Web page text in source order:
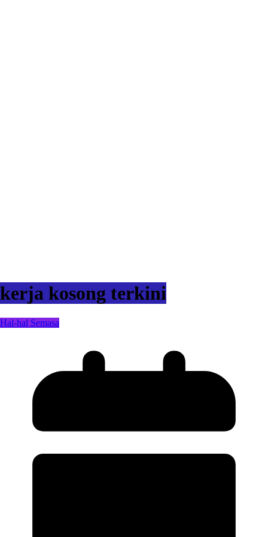
kerja kosong terkini
Hal-hal Semasa